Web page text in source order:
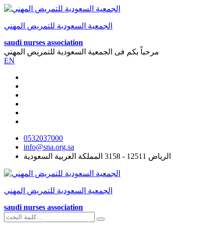
الجمعية السعودية للتمريض المهني
saudi nurses association
مرحباً بكم فى الجمعية السعودية للتمريض المهني
EN
0532037000
info@sna.org.sa
الرياض 12511 - 3158 المملكة العربية السعودية
الجمعية السعودية للتمريض المهني
saudi nurses association